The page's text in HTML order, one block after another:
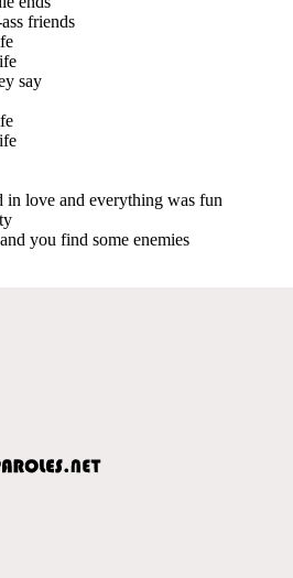
friends
say
in love and everything was fun
you find some enemies